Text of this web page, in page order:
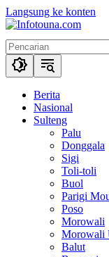
Langsung ke konten
Berita
Nasional
Sulteng
Palu
Donggala
Sigi
Toli-toli
Buol
Parigi
Poso
Morowali
Morowali
Balut